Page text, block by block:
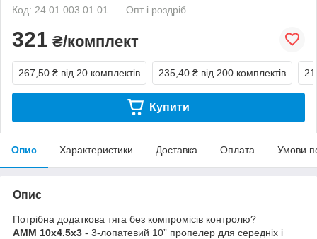
Код: 24.01.003.01.01
Опт і роздріб
321 ₴/комплект
267,50 ₴ від 20 комплектів 235,40 ₴ від 200 комплектів
Купити
Опис Характеристики Доставка Оплата Умови
Опис
Потрібна додаткова тяга без компромісів контролю?
AMM 10x4.5x3 - 3-лопатевий 10” пропелер для середніх і